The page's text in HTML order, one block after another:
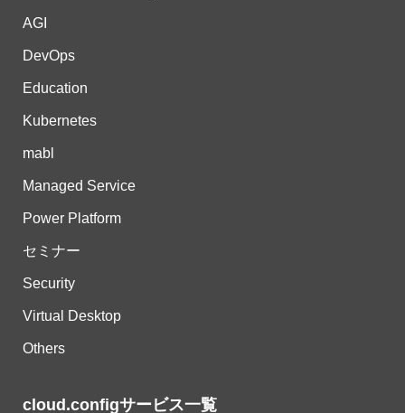
AGI
DevOps
Education
Kubernetes
mabl
Managed Service
Power Platform
セミナー
Security
Virtual Desktop
Others
cloud.configサービス一覧